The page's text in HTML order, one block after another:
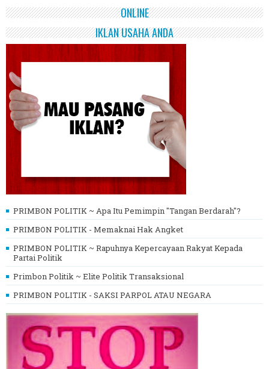
ONLINE
IKLAN USAHA ANDA
PRIMBON POLITIK ~ Apa Itu Pemimpin "Tangan Berdarah"?
PRIMBON POLITIK - Memaknai Hak Angket
PRIMBON POLITIK ~ Rapuhnya Kepercayaan Rakyat Kepada
Partai Politik
Primbon Politik ~ Elite Politik Transaksional
PRIMBON POLITIK - SAKSI PARPOL ATAU NEGARA